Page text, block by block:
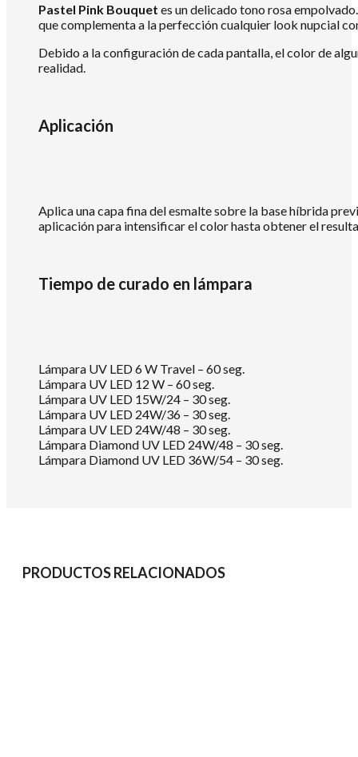
Pastel Pink Bouquet es un delicado tono rosa
que complementa a la perfección cualquier look nupcial
Debido a la configuración de cada pantalla, el color de
realidad.
Aplicación
Aplica una capa fina del esmalte sobre la base híbrida
aplicación para intensificar el color hasta obtener el
Tiempo de curado en lámpara
Lámpara UV LED 6 W Travel – 60 seg.
Lámpara UV LED 12 W – 60 seg.
Lámpara UV LED 15W/24 – 30 seg.
Lámpara UV LED 24W/36 – 30 seg.
Lámpara UV LED 24W/48 – 30 seg.
Lámpara Diamond UV LED 24W/48 – 30 seg.
Lámpara Diamond UV LED 36W/54 – 30 seg.
PRODUCTOS RELACIONADOS